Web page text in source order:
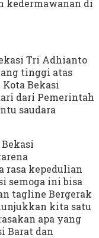
kedermawanan di
Tri Adhianto
tinggi atas
Bekasi
dari Pemerintah
saudara
rasa kepedulian
semoga ini bisa
tagline Bergerak
kita satu
apa yang
Barat dan